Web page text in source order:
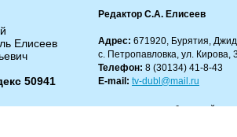
Елисеев
50941
Редактор С.А. Елисеев
Адрес: 671920, Бурятия,
с. Петропавловка, ул. Кирова,
Телефон: 8 (30134) 41-8-43
E-mail: tv-dubl@mail.ru
материалов разрешено только с работающей